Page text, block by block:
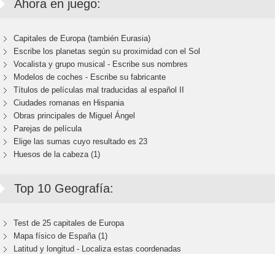
Ahora en juego:
Capitales de Europa (también Eurasia)
Escribe los planetas según su proximidad con el Sol
Vocalista y grupo musical - Escribe sus nombres
Modelos de coches - Escribe su fabricante
Títulos de películas mal traducidas al español II
Ciudades romanas en Hispania
Obras principales de Miguel Ángel
Parejas de película
Elige las sumas cuyo resultado es 23
Huesos de la cabeza (1)
Top 10 Geografía:
Test de 25 capitales de Europa
Mapa físico de España (1)
Latitud y longitud - Localiza estas coordenadas